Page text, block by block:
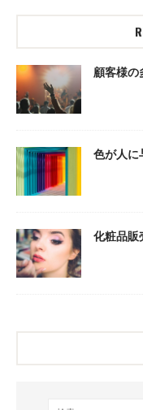
顧客様の
色が人
化粧品販